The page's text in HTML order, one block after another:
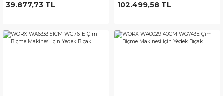
39.877,73 TL 102.499,58 TL